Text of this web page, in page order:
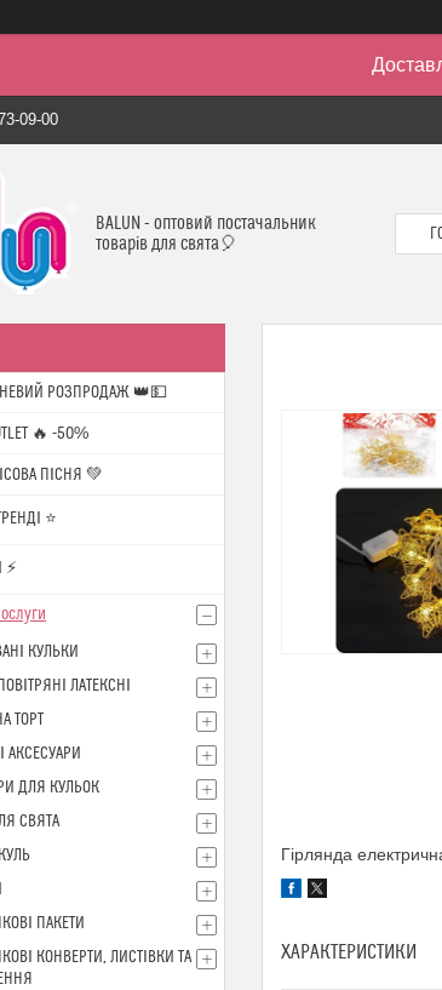
09-00
BALUN - оптовий постачальник
товарів для свята🎈
Гірлянда
ХАРАКТЕРИСТИКИ
РОЗПРОДАЖ 👑💵
🔥 -50%
ПІСНЯ 💚
⭐️
КУЛЬКИ
ЛАТЕКСНІ
ТОРТ
АКСЕСУАРИ
ДЛЯ КУЛЬОК
СВЯТА
ПАКЕТИ
КОНВЕРТИ, ЛИСТІВКИ ТА